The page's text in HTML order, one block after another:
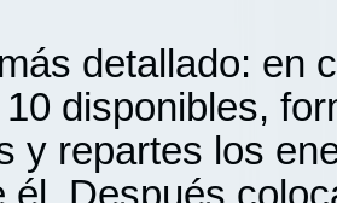
detallado: en
disponibles,
y repartes los
él. Después